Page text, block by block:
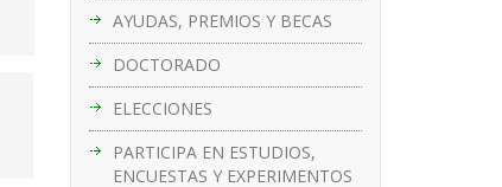
AYUDAS, PREMIOS Y BECAS
DOCTORADO
ELECCIONES
PARTICIPA EN ESTUDIOS,
ENCUESTAS Y EXPERIMENTOS